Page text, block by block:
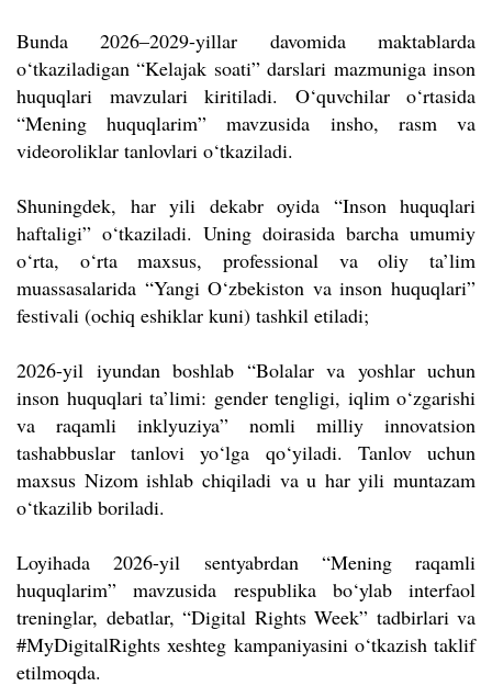
Bunda 2026–2029-yillar davomida maktablarda
o‘tkaziladigan “Kelajak soati” darslari mazmuniga inson
huquqlari mavzulari kiritiladi. O‘quvchilar o‘rtasida
“Mening huquqlarim” mavzusida insho, rasm va
videoroliklar tanlovlari o‘tkaziladi.
Shuningdek, har yili dekabr oyida “Inson huquqlari
haftaligi” o‘tkaziladi. Uning doirasida barcha umumiy
o‘rta, o‘rta maxsus, professional va oliy ta’lim
muassasalarida “Yangi O‘zbekiston va inson huquqlari”
festivali (ochiq eshiklar kuni) tashkil etiladi;
2026-yil iyundan boshlab “Bolalar va yoshlar uchun
inson huquqlari ta’limi: gender tengligi, iqlim o‘zgarishi
va raqamli inklyuziya” nomli milliy innovatsion
tashabbuslar tanlovi yo‘lga qo‘yiladi. Tanlov uchun
maxsus Nizom ishlab chiqiladi va u har yili muntazam
o‘tkazilib boriladi.
Loyihada 2026-yil sentyabrdan “Mening raqamli
huquqlarim” mavzusida respublika bo‘ylab interfaol
treninglar, debatlar, “Digital Rights Week” tadbirlari va
#MyDigitalRights xeshteg kampaniyasini o‘tkazish taklif
etilmoqda.